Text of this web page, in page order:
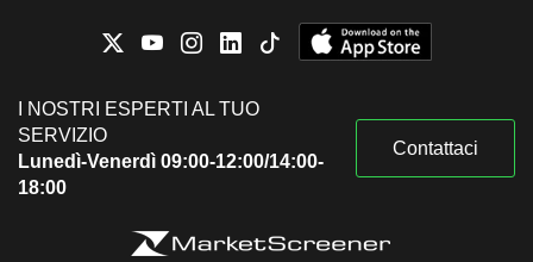
I NOSTRI ESPERTI AL TUO
SERVIZIO
Lunedì-Venerdì 09:00-12:00/14:00-
18:00
Contattaci